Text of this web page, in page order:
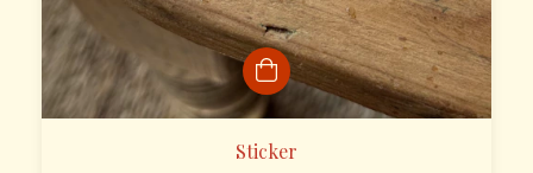
Sticker